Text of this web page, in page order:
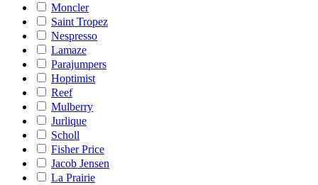
Moncler
Saint Tropez
Nespresso
Lamaze
Parajumpers
Hoptimist
Reef
Mulberry
Jurlique
Scholl
Fisher Price
Jacob Jensen
La Prairie